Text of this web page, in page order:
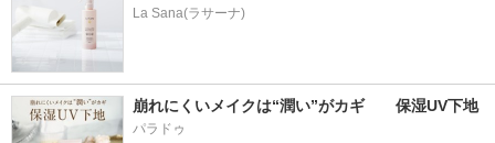
La Sana(ラサーナ)
崩れにくいメイクは“潤い”がカギ　　保湿UV下地
パラドゥ